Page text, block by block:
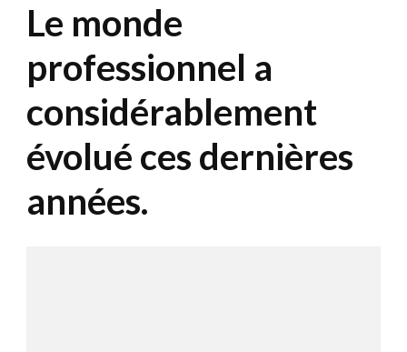
Le monde
professionnel a
considérablement
évolué ces dernières
années.